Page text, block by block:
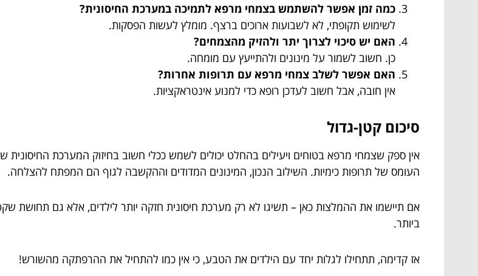
כמה זמן אפשר להשתמש בצמחי מרפא לתמיכה במערכת החיסונית?
לשימוש תקופתי, לא לשבועות ארוכים ברצף. מומלץ לעשות הפסקות.
האם יש סיכוי לצרוך יתר ולהזיק מהצמחים?
כן. חשוב לשמור על מינונים ולהתייעץ עם מומחה.
האם אפשר לשלב צמחי מרפא עם תרופות אחרות?
אין חובה, אבל חשוב לעדכן רופא כדי למנוע אינטראקציות.
סיכום קטן-גדול
אין ספק שצמחי מרפא בטוחים ויעילים בהחלט יכולים לשמש ככלי חשוב בחיזוק המערכת החיסונית
העומס של תרופות כימיות. השילוב הנכון, המינונים המדודים וההקשבה לגוף הם המפתח להצלחה.
אם תיישמו את ההמלצות כאן – תשיגו לא רק מערכת חיסונית חזקה יותר לילדים, אלא גם תחושת
ביותר.
אז קדימה, תתחילו לגלות יחד עם הילדים את הטבע, כי אין כמו להתחיל את ההרפתקה מהשורש!